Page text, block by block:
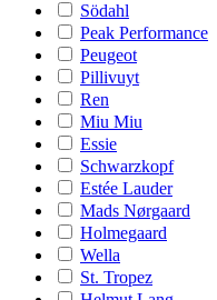
Södahl
Peak Performance
Peugeot
Pillivuyt
Ren
Miu Miu
Essie
Schwarzkopf
Estée Lauder
Mads Nørgaard
Holmegaard
Wella
St. Tropez